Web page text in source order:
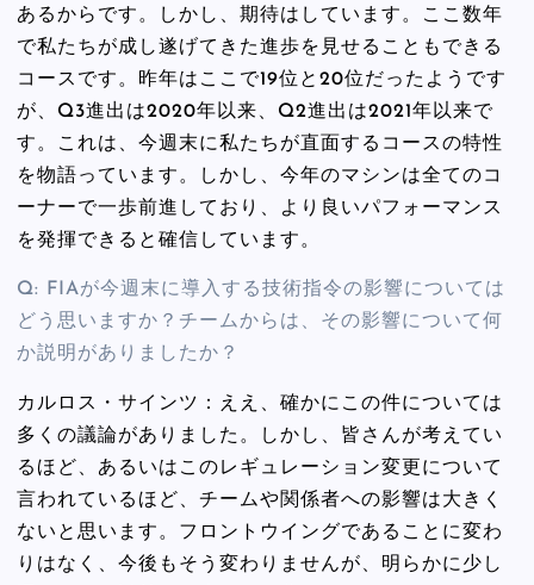
あるからです。しかし、期待はしています。ここ数年
で私たちが成し遂げてきた進歩を見せることもできる
コースです。昨年はここで19位と20位だったようです
が、Q3進出は2020年以来、Q2進出は2021年以来で
す。これは、今週末に私たちが直面するコースの特性
を物語っています。しかし、今年のマシンは全てのコ
ーナーで一歩前進しており、より良いパフォーマンス
を発揮できると確信しています。
Q: FIAが今週末に導入する技術指令の影響については
どう思いますか？チームからは、その影響について何
か説明がありましたか？
カルロス・サインツ：ええ、確かにこの件については
多くの議論がありました。しかし、皆さんが考えてい
るほど、あるいはこのレギュレーション変更について
言われているほど、チームや関係者への影響は大きく
ないと思います。フロントウイングであることに変わ
りはなく、今後もそう変わりませんが、明らかに少し